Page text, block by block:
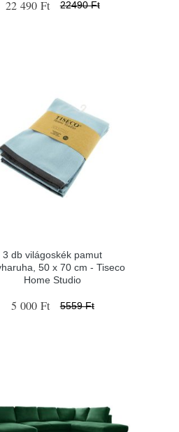
22 490 Ft 22490 Ft
3 db világoskék pamut
50 x 70 cm - Tiseco
Home Studio
5 000 Ft 5559 Ft